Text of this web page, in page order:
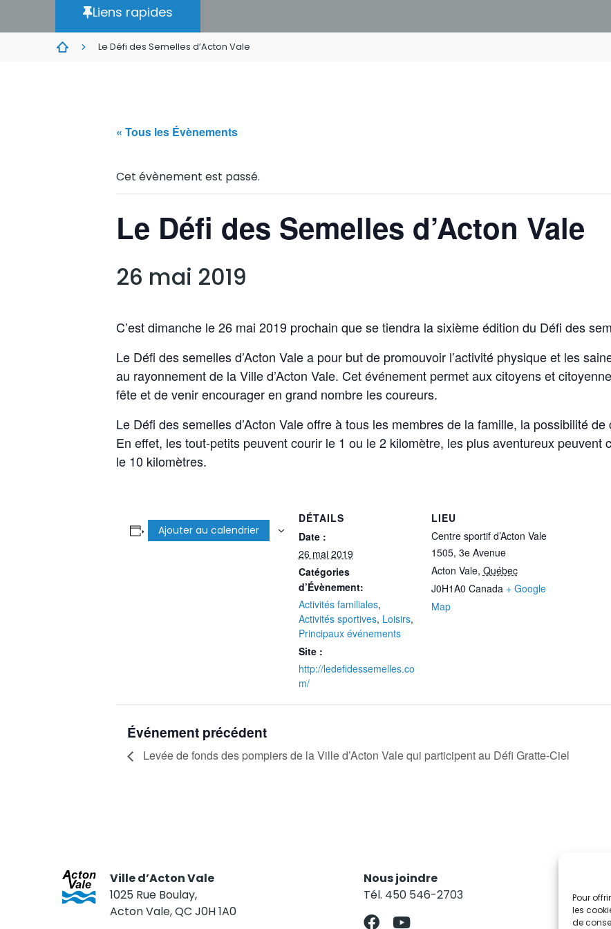
Pour
les
de
Liens rapides
Le Défi des Semelles d’Acton Vale
« Tous les Évènements
Cet évènement est passé.
Le Défi des Semelles d’Acton Vale
26 mai 2019
C’est dimanche le 26 mai 2019 prochain que se tiendra la sixième édition du Défi des
Le Défi des semelles d’Acton Vale a pour but de promouvoir l’activité physique et les
au rayonnement de la Ville d’Acton Vale. Cet événement permet aux citoyens et
fête et de venir encourager en grand nombre les coureurs.
Le Défi des semelles d’Acton Vale offre à tous les membres de la famille, la possibilité
En effet, les tout-petits peuvent courir le 1 ou le 2 kilomètre, les plus aventureux peuvent
le 10 kilomètres.
Ajouter au calendrier
DÉTAILS
Date :
26 mai 2019
Catégories
d’Évènement:
Activités familiales,
Activités sportives, Loisirs,
Principaux événements
Site :
http://ledefidessemelles.co
m/
LIEU
Centre sportif d’Acton Vale
1505, 3e Avenue
Acton Vale, Québec
J0H1A0 Canada + Google
Map
Événement précédent
Levée de fonds des pompiers de la Ville d’Acton Vale qui participent au Défi Gratte-Ciel
Ville d’Acton Vale
1025 Rue Boulay,
Acton Vale, QC J0H 1A0
Nous joindre
Tél. 450 546-2703